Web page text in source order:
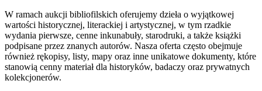
W ramach aukcji bibliofilskich oferujemy dzieła o wyjątkowej
wartości historycznej, literackiej i artystycznej, w tym rzadkie
wydania pierwsze, cenne inkunabuły, starodruki, a także książki
podpisane przez znanych autorów. Nasza oferta często obejmuje
również rękopisy, listy, mapy oraz inne unikatowe dokumenty, które
stanowią cenny materiał dla historyków, badaczy oraz prywatnych
kolekcjonerów.